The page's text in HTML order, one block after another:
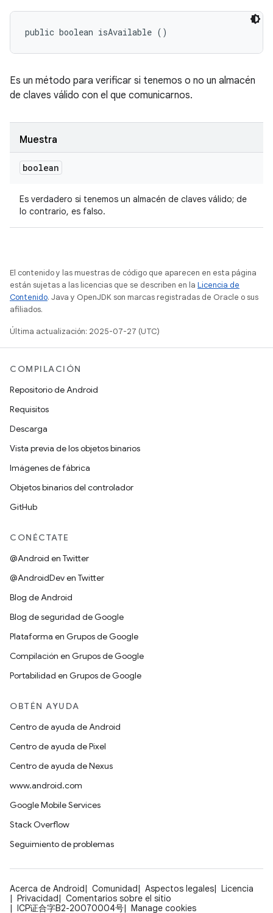
public boolean isAvailable ()
Es un método para verificar si tenemos o no un almacén
de claves válido con el que comunicarnos.
Muestra
boolean
Es verdadero si tenemos un almacén de claves válido; de
lo contrario, es falso.
El contenido y las muestras de código que aparecen en esta página
están sujetas a las licencias que se describen en la Licencia de
Contenido. Java y OpenJDK son marcas registradas de Oracle o sus
afiliados.
Última actualización: 2025-07-27 (UTC)
COMPILACIÓN
Repositorio de Android
Requisitos
Descarga
Vista previa de los objetos binarios
Imágenes de fábrica
Objetos binarios del controlador
GitHub
CONÉCTATE
@Android en Twitter
@AndroidDev en Twitter
Blog de Android
Blog de seguridad de Google
Plataforma en Grupos de Google
Compilación en Grupos de Google
Portabilidad en Grupos de Google
OBTÉN AYUDA
Centro de ayuda de Android
Centro de ayuda de Pixel
Centro de ayuda de Nexus
www.android.com
Google Mobile Services
Stack Overflow
Seguimiento de problemas
Acerca de Android Comunidad Aspectos legales
Licencia
Privacidad
Comentarios sobre el sitio
ICP证合字B2-20070004号
Manage cookies